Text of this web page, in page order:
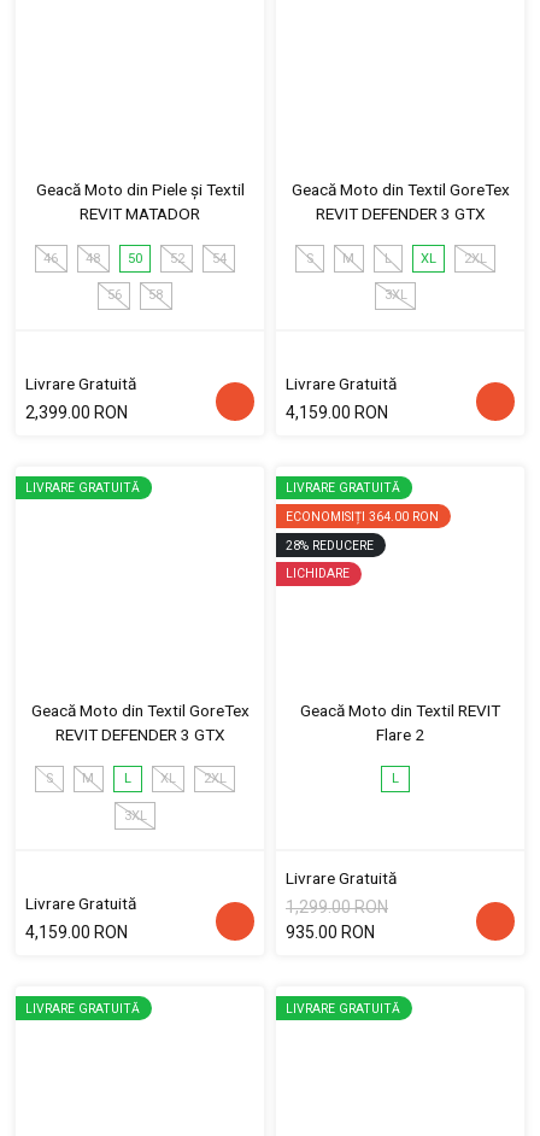
Geacă Moto din Piele și Textil
REVIT MATADOR
46 48 50 52 54
56 58
Livrare Gratuită
2,399.00 RON
Geacă Moto din Textil GoreTex
REVIT DEFENDER 3 GTX
S M L XL 2XL
3XL
Livrare Gratuită
4,159.00 RON
LIVRARE GRATUITĂ
Geacă Moto din Textil GoreTex
REVIT DEFENDER 3 GTX
S M L XL 2XL
3XL
Livrare Gratuită
4,159.00 RON
LIVRARE GRATUITĂ
ECONOMISIȚI 364.00 RON
28% REDUCERE
LICHIDARE
Geacă Moto din Textil REVIT
Flare 2
L
Livrare Gratuită
1,299.00 RON
935.00 RON
LIVRARE GRATUITĂ LIVRARE GRATUITĂ